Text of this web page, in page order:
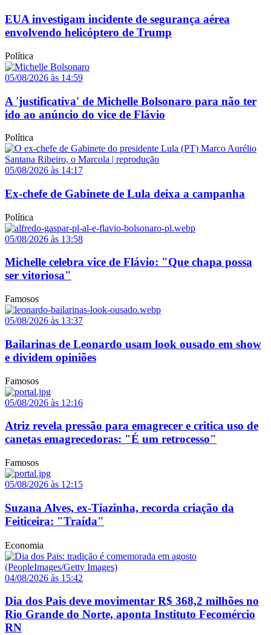
EUA investigam incidente de segurança aérea
envolvendo helicóptero de Trump
Política
05/08/2026 às 14:59
A 'justificativa' de Michelle Bolsonaro para não ter
ido ao anúncio do vice de Flávio
Política
05/08/2026 às 14:17
Ex-chefe de Gabinete de Lula deixa a campanha
Política
05/08/2026 às 13:58
Michelle celebra vice de Flávio: "Que chapa possa
ser vitoriosa"
Famosos
05/08/2026 às 13:37
Bailarinas de Leonardo usam look ousado em show
e dividem opiniões
Famosos
05/08/2026 às 12:16
Atriz revela pressão para emagrecer e critica uso de
canetas emagrecedoras: "É um retrocesso"
Famosos
05/08/2026 às 12:15
Suzana Alves, ex-Tiazinha, recorda criação da
Feiticeira: "Traída"
Economia
04/08/2026 às 15:42
Dia dos Pais deve movimentar R$ 368,2 milhões no
Rio Grande do Norte, aponta Instituto Fecomércio
RN